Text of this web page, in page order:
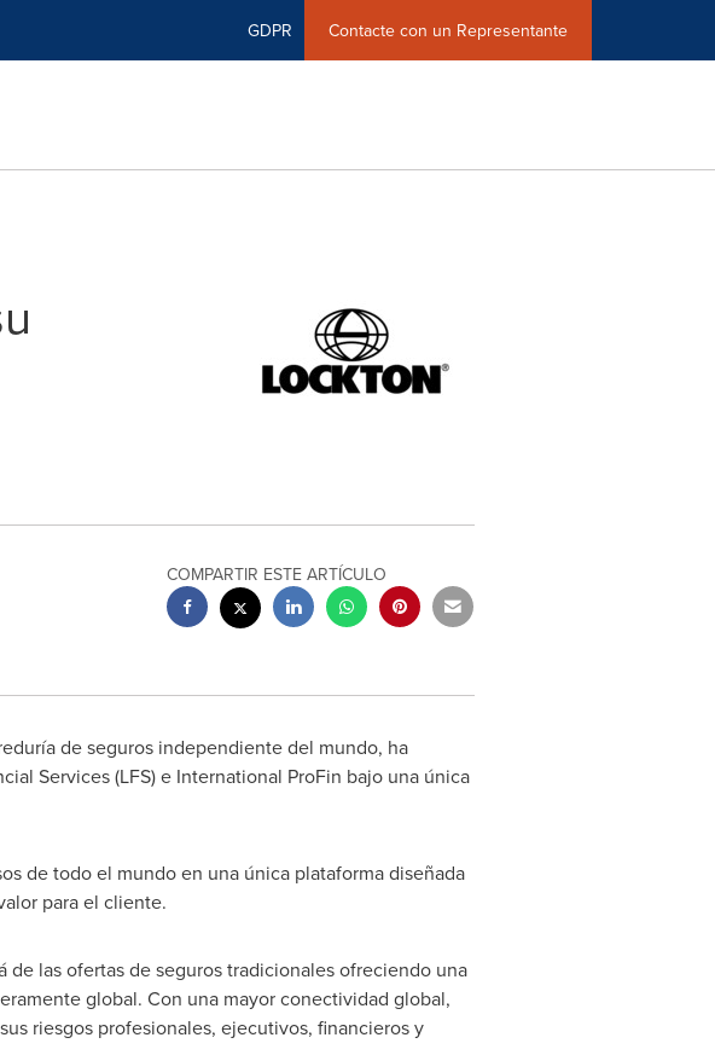
GDPR Contacte con un Representante
COMPARTIR ESTE ARTÍCULO
de seguros independiente del mundo, ha
Services (LFS) e International ProFin bajo una única
de todo el mundo en una única plataforma diseñada
para el cliente.
las ofertas de seguros tradicionales ofreciendo una
global. Con una mayor conectividad global,
riesgos profesionales, ejecutivos, financieros y